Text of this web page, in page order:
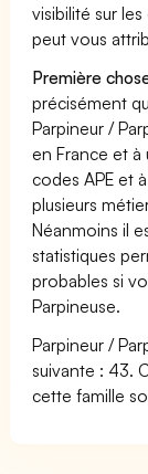
visibilité sur les
peut vous
Première
précisément
Parpineur /
en France et
codes APE et
plusieurs
Néanmoins il
statistiques
probables si
Parpineuse.
Parpineur /
suivante : 43.
cette famille